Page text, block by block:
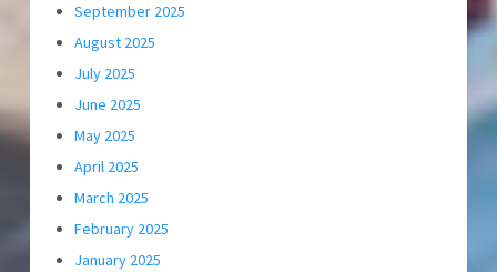
September 2025
August 2025
July 2025
June 2025
May 2025
April 2025
March 2025
February 2025
January 2025